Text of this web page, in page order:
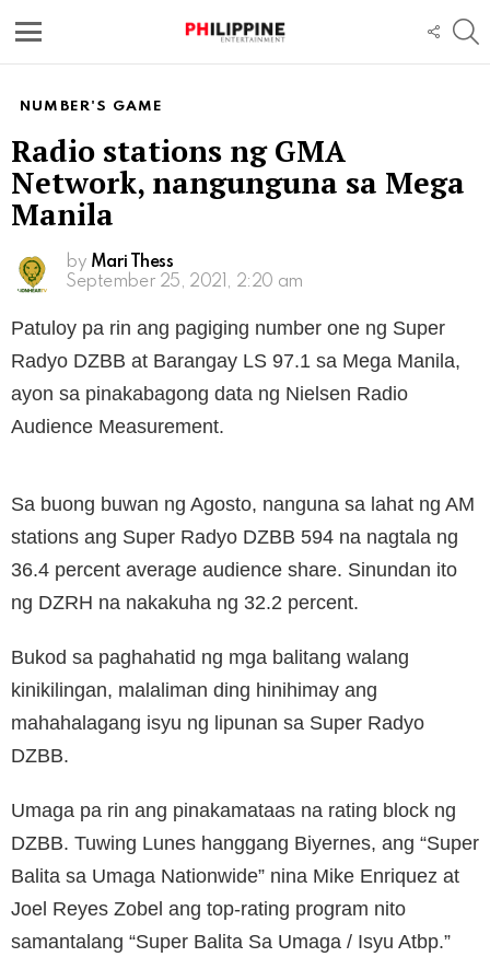
NUMBER'S GAME
Radio stations ng GMA
Network, nangunguna sa Mega
Manila
by Mari Thess
September 25, 2021, 2:20 am
Patuloy pa rin ang pagiging number one ng Super
Radyo DZBB at Barangay LS 97.1 sa Mega Manila,
ayon sa pinakabagong data ng Nielsen Radio
Audience Measurement.
Sa buong buwan ng Agosto, nanguna sa lahat ng AM
stations ang Super Radyo DZBB 594 na nagtala ng
36.4 percent average audience share. Sinundan ito
ng DZRH na nakakuha ng 32.2 percent.
Bukod sa paghahatid ng mga balitang walang
kinikilingan, malaliman ding hinihimay ang
mahahalagang isyu ng lipunan sa Super Radyo
DZBB.
Umaga pa rin ang pinakamataas na rating block ng
DZBB. Tuwing Lunes hanggang Biyernes, ang “Super
Balita sa Umaga Nationwide” nina Mike Enriquez at
Joel Reyes Zobel ang top-rating program nito
samantalang “Super Balita Sa Umaga / Isyu Atbp.”